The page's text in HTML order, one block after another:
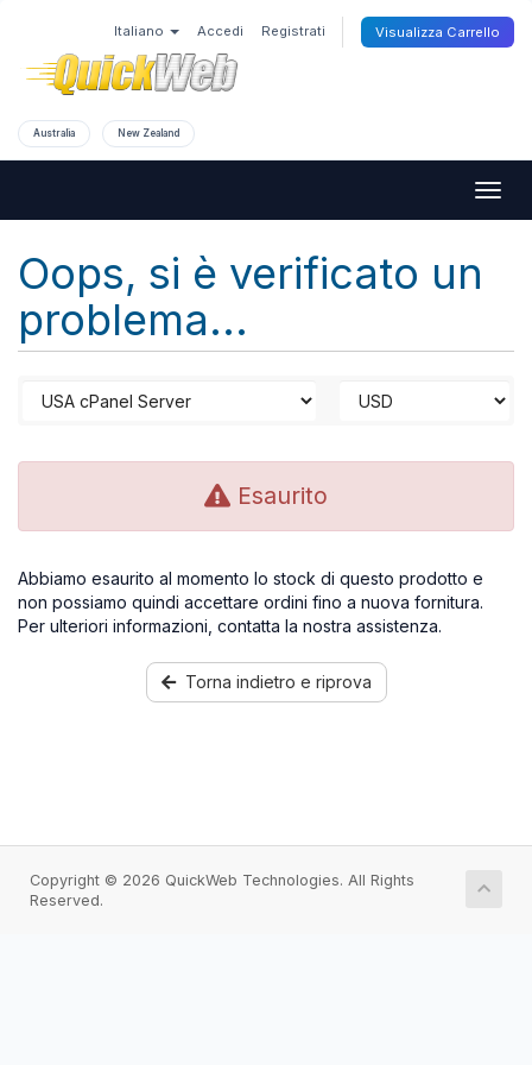
Italiano Accedi Registrati Visualizza Carrello
Australia New Zealand
Oops, si è verificato un
problema...
Esaurito
Abbiamo esaurito al momento lo stock di questo prodotto e
non possiamo quindi accettare ordini fino a nuova fornitura.
Per ulteriori informazioni, contatta la nostra assistenza.
Torna indietro e riprova
Copyright © 2026 QuickWeb Technologies. All Rights
Reserved.